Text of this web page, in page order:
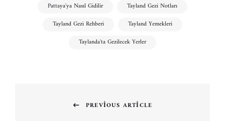
Pattaya'ya Nasıl Gidilir
Tayland Gezi Notları
Tayland Gezi Rehberi
Tayland Yemekleri
Taylanda'ta Gezilecek Yerler
PREVIOUS ARTICLE